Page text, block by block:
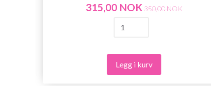
315,00 NOK 350,00 NOK
Legg i kurv